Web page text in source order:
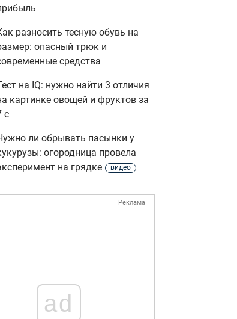
разносить тесную обувь на
опасный трюк и
средства
на IQ: нужно найти 3 отличия
картинке овощей и фруктов за
с
ли обрывать пасынки у
огородница провела
на грядке
видео
Реклама
ad